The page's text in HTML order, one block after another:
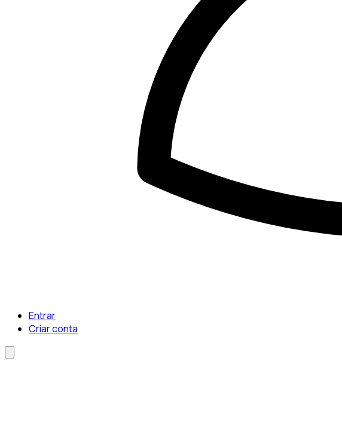
Entrar
Criar conta